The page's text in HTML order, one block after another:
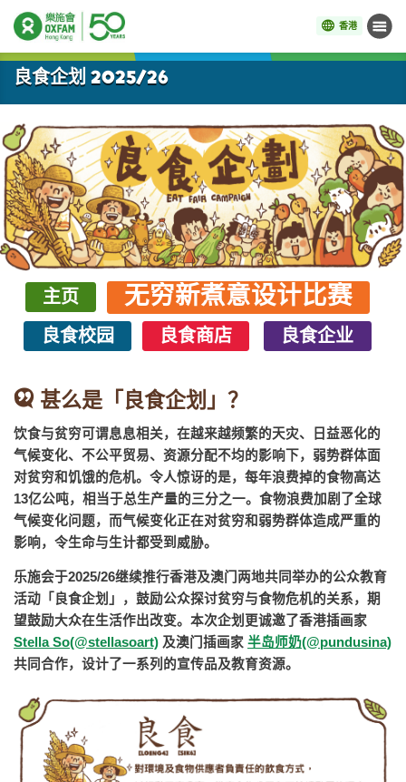
香港 菜单
开始主要内容
良食企划 2025/26
主页 无穷新煮意设计比赛
良食校园 良食商店 良食企业
甚么是「良食企划」？
饮食与贫穷可谓息息相关，在越来越频繁的天灾、日益恶化的
气候变化、不公平贸易、资源分配不均的影响下，弱势群体面
对贫穷和饥饿的危机。令人惊讶的是，每年浪费掉的食物高达
13亿公吨，相当于总生产量的三分之一。食物浪费加剧了全球
气候变化问题，而气候变化正在对贫穷和弱势群体造成严重的
影响，令生命与生计都受到威胁。
乐施会于2025/26继续推行香港及澳门两地共同举办的公众教育
活动「良食企划」，鼓励公众探讨贫穷与食物危机的关系，期
望鼓励大众在生活作出改变。本次企划更诚邀了香港插画家
Stella So(@stellasoart) 及澳门插画家 半岛师奶(@pundusina)
共同合作，设计了一系列的宣传品及教育资源。